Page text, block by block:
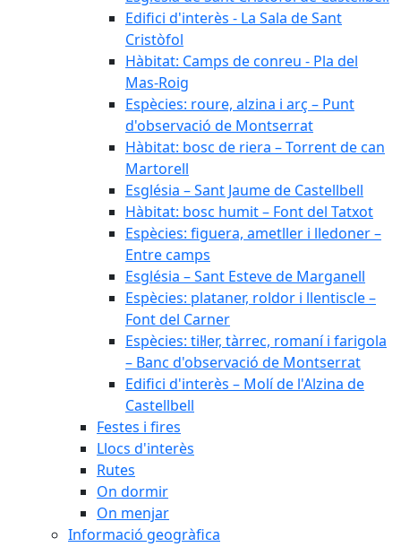
Edifici d'interès - La Sala de Sant
Cristòfol
Hàbitat: Camps de conreu - Pla del
Mas-Roig
Espècies: roure, alzina i arç – Punt
d'observació de Montserrat
Hàbitat: bosc de riera – Torrent de can
Martorell
Església – Sant Jaume de Castellbell
Hàbitat: bosc humit – Font del Tatxot
Espècies: figuera, ametller i lledoner –
Entre camps
Església – Sant Esteve de Marganell
Espècies: plataner, roldor i llentiscle –
Font del Carner
Espècies: til·ler, tàrrec, romaní i farigola
– Banc d'observació de Montserrat
Edifici d'interès – Molí de l'Alzina de
Castellbell
Festes i fires
Llocs d'interès
Rutes
On dormir
On menjar
Informació geogràfica